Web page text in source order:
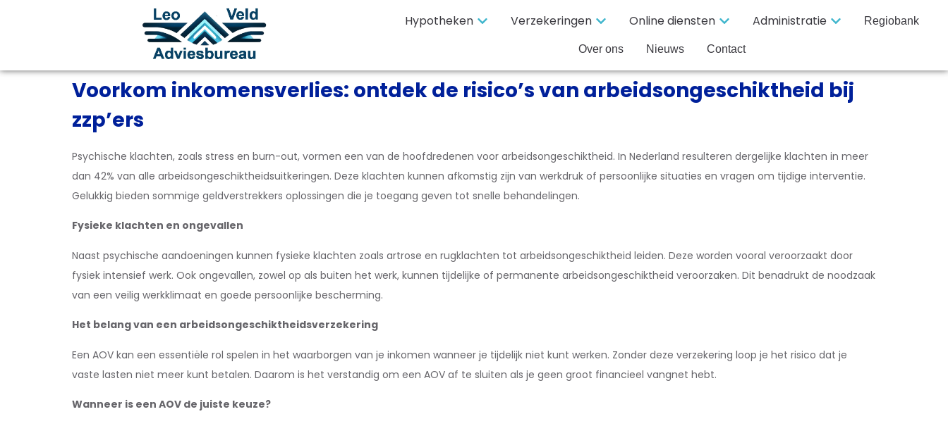
Hypotheken Verzekeringen Online diensten Administratie Regiobank
Over ons Nieuws Contact
Voorkom inkomensverlies: ontdek de risico’s van arbeidsongeschiktheid bij
zzp’ers
Psychische klachten, zoals stress en burn-out, vormen een van de hoofdredenen voor arbeidsongeschiktheid. In Nederland resulteren dergelijke klachten in meer
dan 42% van alle arbeidsongeschiktheidsuitkeringen. Deze klachten kunnen afkomstig zijn van werkdruk of persoonlijke situaties en vragen om tijdige interventie.
Gelukkig bieden sommige geldverstrekkers oplossingen die je toegang geven tot snelle behandelingen.
Fysieke klachten en ongevallen
Naast psychische aandoeningen kunnen fysieke klachten zoals artrose en rugklachten tot arbeidsongeschiktheid leiden. Deze worden vooral veroorzaakt door
fysiek intensief werk. Ook ongevallen, zowel op als buiten het werk, kunnen tijdelijke of permanente arbeidsongeschiktheid veroorzaken. Dit benadrukt de noodzaak
van een veilig werkklimaat en goede persoonlijke bescherming.
Het belang van een arbeidsongeschiktheidsverzekering
Een AOV kan een essentiële rol spelen in het waarborgen van je inkomen wanneer je tijdelijk niet kunt werken. Zonder deze verzekering loop je het risico dat je
vaste lasten niet meer kunt betalen. Daarom is het verstandig om een AOV af te sluiten als je geen groot financieel vangnet hebt.
Wanneer is een AOV de juiste keuze?